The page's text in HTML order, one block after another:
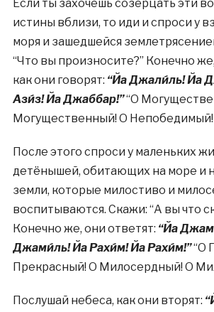
Если ты захочешь созерцать эти
истины вблизи, то иди и спроси у
моря и зашедшейся
“Что вы произносите?” Конечно
как они говорят: “Йа Джали́ль! Йа
Ази́з! Йа Джаббар!”“О
Могущественный! О Непобедимый!
После этого спроси у маленьких
детёнышей, обитающих на море и
земли, которые милостиво и
воспитываются. Скажи: “А вы что
Конечно же, они ответят: “Йа
Джами́ль! Йа Рахи́м! Йа Рахи́м!”“О
Прекрасный! О Милосердный! О
Послушай небеса, как они вторят: